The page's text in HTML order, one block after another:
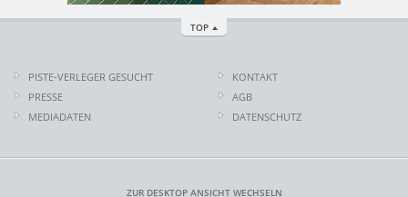
TOP
PISTE-VERLEGER GESUCHT
PRESSE
MEDIADATEN
KONTAKT
AGB
DATENSCHUTZ
ZUR DESKTOP ANSICHT WECHSELN